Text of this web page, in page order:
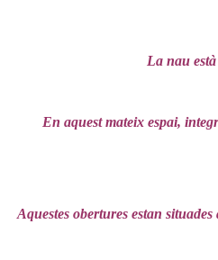
La nau
En aquest mateix espai,
Aquestes obertures estan